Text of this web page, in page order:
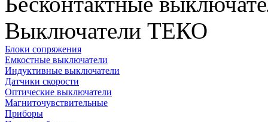
Выключатели ТЕКО
Блоки сопряжения
Емкостные выключатели
Индуктивные выключатели
Датчики скорости
Оптические выключатели
Магниточувствительные
Приборы